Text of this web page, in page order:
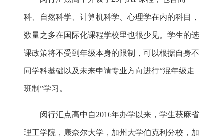
科、自然科学、计算机科学、心理学在内的科目，
数量之多在国际化课程学校里也很少见。学生的选
课政策将不受到年级本身的限制，可以根据自身不
同学科基础以及未来申请专业方向进行“混年级走
班制”学习。
闵行汇点高中自2016年办学以来，学生获麻省
理工学院，康奈尔大学，加州大学伯克利分校，加